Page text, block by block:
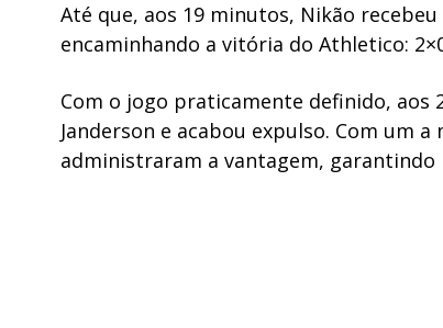
Até que, aos 19 minutos, Nikão
encaminhando a vitória do Athletico:
Com o jogo praticamente definido,
Janderson e acabou expulso. Com um a
administraram a vantagem,